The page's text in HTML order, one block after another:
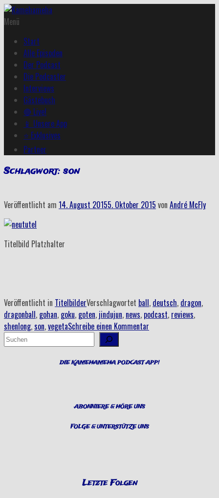
Menü
Start
Alle Episoden
Der Podcast
Die Podcaster
Interviews
Gästebuch
🔴 Live!
📱 Unsere App
⭐ Exklusives
Partner
Schlagwort: son
Veröffentlicht am 14. August 20155. Oktober 2015 von André McFly
Titelbild Platzhalter
Veröffentlicht in TitelbilderVerschlagwortet ball, deutsch, dragon,
dragonball, gohan, goku, goten, jindujun, news, podcast, reviews,
shenlong,son,vegetaSchreibe einen Kommentar
Suchen
DIE KAMEHAMEHA PODCAST APP!
ABONNIERE & HÖRE UNS
FOLGE & UNTERSTÜTZE UNS
Letzte Folgen